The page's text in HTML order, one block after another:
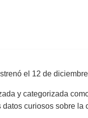
el 12 de
y categorizada
curiosos sobre la